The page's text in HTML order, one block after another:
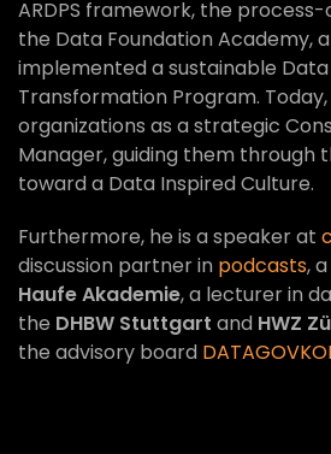
ARDPS framework, the
the Data Foundation Academy,
implemented a sustainable
Transformation Program. Today,
organizations as a strategic
Manager, guiding them through
toward a Data Inspired Culture.
Furthermore, he is a speaker at
discussion partner in podcasts,
Haufe Akademie, a lecturer in
the DHBW Stuttgart and HWZ
the advisory board